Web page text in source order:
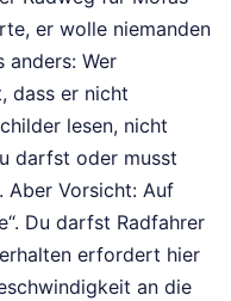
er wolle niemanden
anders: Wer
dass er nicht
lesen, nicht
darfst oder musst
Aber Vorsicht: Auf
Du darfst Radfahrer
erfordert hier
an die